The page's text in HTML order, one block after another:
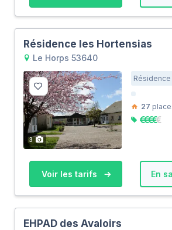
Résidence les Hortensias
Le Horps 53640
3
27
Voir les tarifs En
EHPAD des Avaloirs